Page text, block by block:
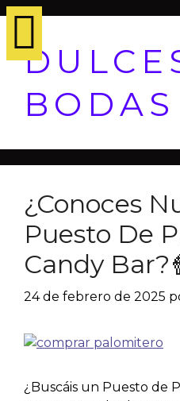
BODAS
¿Conoces
Puesto De
Candy
24 de febrero de 2025
¿Buscáis un Puesto de